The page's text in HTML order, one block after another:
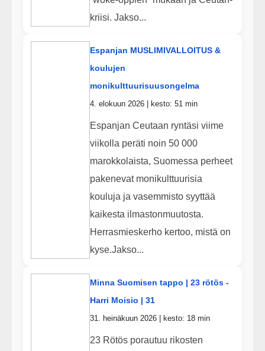
kriisi. Jakso...
Espanjan MUSLIMIVALLOITUS &
koulujen
monikulttuurisuusongelma
4. elokuun 2026 | kesto: 51 min
Espanjan Ceutaan ryntäsi viime
viikolla peräti noin 50 000
marokkolaista, Suomessa perheet
pakenevat monikulttuurisia
kouluja ja vasemmisto syyttää
kaikesta ilmastonmuutosta.
Herrasmieskerho kertoo, mistä on
kyse.Jakso...
Minna Suomisen tappo | 23 rötös -
Harri Moisio | 31
31. heinäkuun 2026 | kesto: 18 min
23 Rötös porautuu rikosten